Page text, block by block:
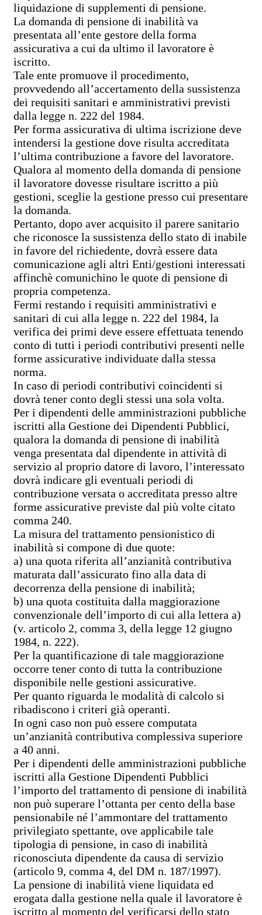
liquidazione di supplementi di pensione.
La domanda di pensione di inabilità va
presentata all’ente gestore della forma
assicurativa a cui da ultimo il lavoratore è
iscritto.
Tale ente promuove il procedimento,
provvedendo all’accertamento della sussistenza
dei requisiti sanitari e amministrativi previsti
dalla legge n. 222 del 1984.
Per forma assicurativa di ultima iscrizione deve
intendersi la gestione dove risulta accreditata
l’ultima contribuzione a favore del lavoratore.
Qualora al momento della domanda di pensione
il lavoratore dovesse risultare iscritto a più
gestioni, sceglie la gestione presso cui presentare
la domanda.
Pertanto, dopo aver acquisito il parere sanitario
che riconosce la sussistenza dello stato di inabile
in favore del richiedente, dovrà essere data
comunicazione agli altri Enti/gestioni interessati
affinchè comunichino le quote di pensione di
propria competenza.
Fermi restando i requisiti amministrativi e
sanitari di cui alla legge n. 222 del 1984, la
verifica dei primi deve essere effettuata tenendo
conto di tutti i periodi contributivi presenti nelle
forme assicurative individuate dalla stessa
norma.
In caso di periodi contributivi coincidenti si
dovrà tener conto degli stessi una sola volta.
Per i dipendenti delle amministrazioni pubbliche
iscritti alla Gestione dei Dipendenti Pubblici,
qualora la domanda di pensione di inabilità
venga presentata dal dipendente in attività di
servizio al proprio datore di lavoro, l’interessato
dovrà indicare gli eventuali periodi di
contribuzione versata o accreditata presso altre
forme assicurative previste dal più volte citato
comma 240.
La misura del trattamento pensionistico di
inabilità si compone di due quote:
a) una quota riferita all’anzianità contributiva
maturata dall’assicurato fino alla data di
decorrenza della pensione di inabilità;
b) una quota costituita dalla maggiorazione
convenzionale dell’importo di cui alla lettera a)
(v. articolo 2, comma 3, della legge 12 giugno
1984, n. 222).
Per la quantificazione di tale maggiorazione
occorre tener conto di tutta la contribuzione
disponibile nelle gestioni assicurative.
Per quanto riguarda le modalità di calcolo si
ribadiscono i criteri già operanti.
In ogni caso non può essere computata
un’anzianità contributiva complessiva superiore
a 40 anni.
Per i dipendenti delle amministrazioni pubbliche
iscritti alla Gestione Dipendenti Pubblici
l’importo del trattamento di pensione di inabilità
non può superare l’ottanta per cento della base
pensionabile né l’ammontare del trattamento
privilegiato spettante, ove applicabile tale
tipologia di pensione, in caso di inabilità
riconosciuta dipendente da causa di servizio
(articolo 9, comma 4, del DM n. 187/1997).
La pensione di inabilità viene liquidata ed
erogata dalla gestione nella quale il lavoratore è
iscritto al momento del verificarsi dello stato